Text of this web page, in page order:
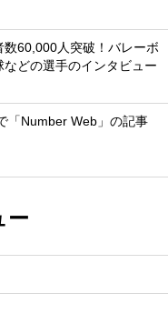
60,000人突破！バレーボ
どの選手のインタビュー
「Number Web」の記事
ー